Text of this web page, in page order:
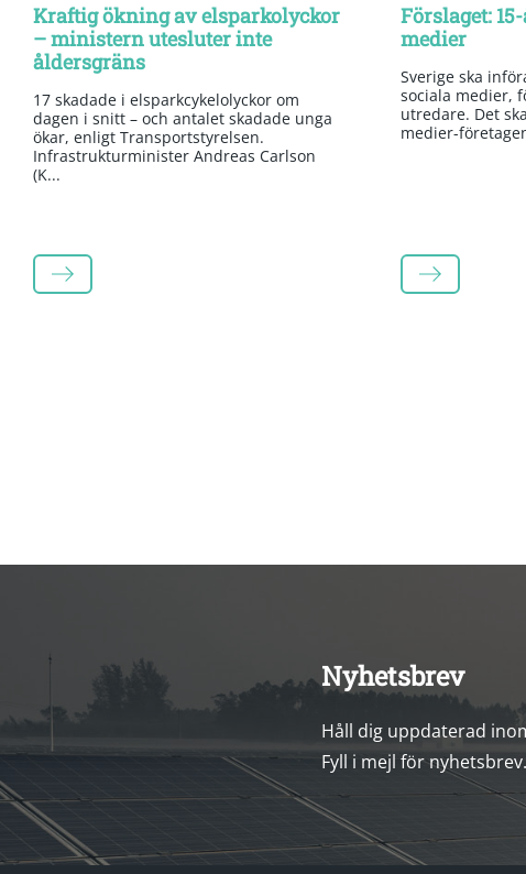
Kraftig ökning av elsparkolyckor
– ministern utesluter inte
åldersgräns
17 skadade i elsparkcykelolyckor om
dagen i snitt – och antalet skadade unga
ökar, enligt Transportstyrelsen.
Infrastrukturminister Andreas Carlson
(K...
LÄS MER
Förslaget:
medier
Sverige ska
sociala medier,
utredare. Det
medier-
LÄS MER
Nyhetsbrev
Håll dig uppdaterad
Fyll i mejl för nyhetsbrev.